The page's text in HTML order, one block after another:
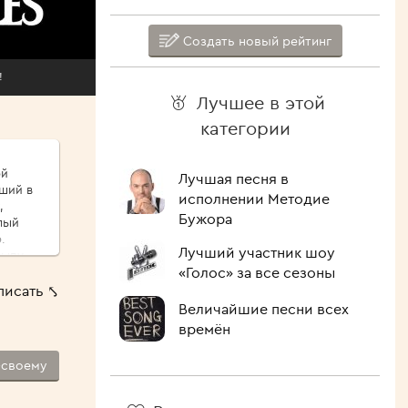
в
⤣
Создать новый рейтинг
Лучшее в этой
категории
Лучшая песня в
исполнении Методие
Бужора
Лучший участник шоу
«Голос» за все сезоны
Величайшие песни всех
времён